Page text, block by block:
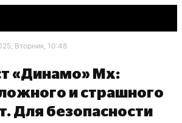
Вторник, 10:48
«Динамо» Мх:
и страшного
Для безопасности